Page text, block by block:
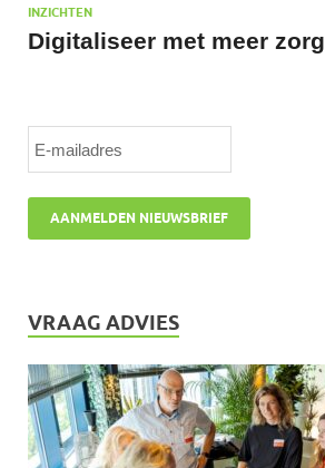
INZICHTEN
Digitaliseer met meer zorg
VRAAG ADVIES